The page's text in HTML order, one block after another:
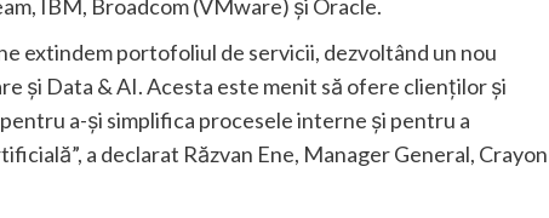
IBM, Broadcom (VMware) și Oracle.
extindem portofoliul de servicii, dezvoltând un nou
și Data & AI. Acesta este menit să ofere clienților și
a-și simplifica procesele interne și pentru a
a declarat Răzvan Ene, Manager General, Crayon